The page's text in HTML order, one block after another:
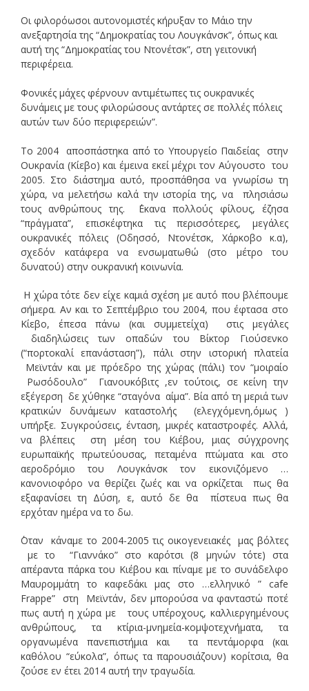
Οι φιλορόωσοι αυτονομιστές κήρυξαν το Μάιο την
ανεξαρτησία της “Δημοκρατίας του Λουγκάνσκ”, όπως και
αυτή της “Δημοκρατίας του Ντονέτσκ”, στη γειτονική
περιφέρεια.
Φονικές μάχες φέρνουν αντιμέτωπες τις ουκρανικές
δυνάμεις με τους φιλορώσους αντάρτες σε πολλές πόλεις
αυτών των δύο περιφερειών”.
Το 2004 αποσπάστηκα από το Υπουργείο Παιδείας στην
Ουκρανία (Κίεβο) και έμεινα εκεί μέχρι τον Αύγουστο του
2005. Στο διάστημα αυτό, προσπάθησα να γνωρίσω τη
χώρα, να μελετήσω καλά την ιστορία της, να πλησιάσω
τους ανθρώπους της. ΄Εκανα πολλούς φίλους, έζησα
“πράγματα”, επισκέφτηκα τις περισσότερες, μεγάλες
ουκρανικές πόλεις (Οδησσό, Ντονέτσκ, Χάρκοβο κ.α),
σχεδόν κατάφερα να ενσωματωθώ (στο μέτρο του
δυνατού) στην ουκρανική κοινωνία.
Η χώρα τότε δεν είχε καμιά σχέση με αυτό που βλέπουμε
σήμερα. Αν και το Σεπτέμβριο του 2004, που έφτασα στο
Κίεβο, έπεσα πάνω (και συμμετείχα) στις μεγάλες
διαδηλώσεις των οπαδών του Βίκτορ Γιούσενκο
(“πορτοκαλί επανάσταση”), πάλι στην ιστορική πλατεία
Μεϊντάν και με πρόεδρο της χώρας (πάλι) τον “μοιραίο
Ρωσόδουλο” Γιανουκόβιτς ,εν τούτοις, σε κείνη την
εξέγερση δε χύθηκε “σταγόνα αίμα”. Βία από τη μεριά των
κρατικών δυνάμεων καταστολής (ελεγχόμενη,όμως )
υπήρξε. Συγκρούσεις, ένταση, μικρές καταστροφές. Αλλά,
να βλέπεις στη μέση του Κιέβου, μιας σύγχρονης
ευρωπαϊκής πρωτεύουσας, πεταμένα πτώματα και στο
αεροδρόμιο του Λουγκάνσκ τον εικονιζόμενο …
κανονιοφόρο να θερίζει ζωές και να ορκίζεται πως θα
εξαφανίσει τη Δύση, ε, αυτό δε θα πίστευα πως θα
ερχόταν ημέρα να το δω.
΄Οταν κάναμε το 2004-2005 τις οικογενειακές μας βόλτες
με το “Γιαννάκο” στο καρότσι(8 μηνών τότε) στα
απέραντα πάρκα του Κιέβου και πίναμε με το συνάδελφο
Μαυρομμάτη το καφεδάκι μας στο …ελληνικό ” cafe
Frappe” στη Μεϊντάν, δεν μπορούσα να φανταστώ ποτέ
πως αυτή η χώρα με τους υπέροχους, καλλιεργημένους
ανθρώπους, τα κτίρια-μνημεία-κομψοτεχνήματα, τα
οργανωμένα πανεπιστήμια και τα πεντάμορφα (και
καθόλου “εύκολα”, όπως τα παρουσιάζουν) κορίτσια, θα
ζούσε εν έτει 2014 αυτή την τραγωδία.